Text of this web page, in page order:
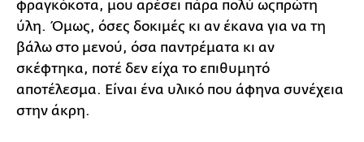
φραγκόκοτα, μου αρέσει πάρα πολύ ωςπρώτη
ύλη. Όμως, όσες δοκιμές κι αν έκανα για να τη
βάλω στο μενού, όσα παντρέματα κι αν
σκέφτηκα, ποτέ δεν είχα το επιθυμητό
αποτέλεσμα. Είναι ένα υλικό που άφηνα συνέχεια
στην άκρη.